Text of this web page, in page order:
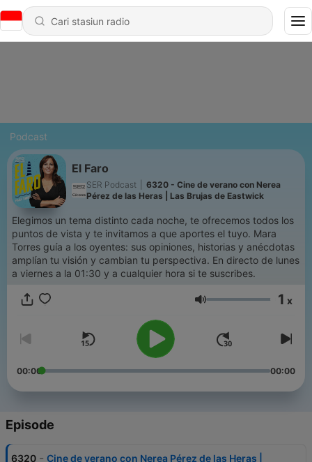
Podcast
El Faro
SER Podcast
6320 - Cine de verano con Nerea
Pérez de las Heras | Las Brujas de Eastwick
Elegimos un tema distinto cada noche, te ofrecemos todos los
puntos de vista y te invitamos a que aportes el tuyo. Mara
Torres guía a los oyentes: sus opiniones, historias y anécdotas
amplían tu visión y cambian tu perspectiva. En directo de lunes
a viernes a la 01:30 y a cualquier hora si te suscribes.
Volume 1 x
00:00 00:00
Episode
6320 - Cine de verano con Nerea Pérez de las Heras |